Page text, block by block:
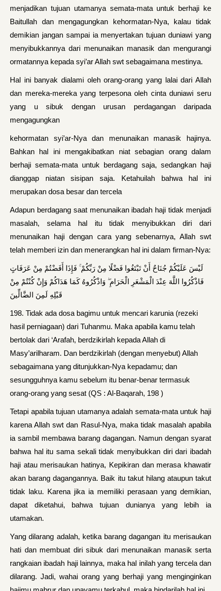
menjadikan tujuan utamanya semata-mata untuk berhaji ke
Baitullah dan mengagungkan kehormatan-Nya, kalau tidak
demikian jangan sampai ia menyertakan tujuan duniawi yang
menyibukkannya dari menunaikan manasik dan mengurangi
ormatannya kepada syi’ar Allah swt sebagaimana mestinya.
Hal ini banyak dialami oleh orang-orang yang lalai dari Allah
dan mereka-mereka yang terpesona oleh cinta duniawi seru
yang u sibuk dengan urusan perdagangan daripada
mengagungkan
kehormatan syi’ar-Nya dan menunaikan manasik hajinya.
Bahkan hal ini mengakibatkan niat sebagian orang dalam
berhaji semata-mata untuk berdagang saja, sedangkan haji
dianggap niatan sisipan saja. Ketahuilah bahwa hal ini
merupakan dosa besar dan tercela
Adapun berdagang saat menunaikan ibadah haji tidak menjadi
masalah, selama hal itu tidak menyibukkan diri dari
menunaikan haji dengan cara yang sebenarnya, Allah swt
telah memberi izin dan menerangkan hal ini dalam firman-Nya:
لَيْسَ عَلَيْكُمْ جُنَاحٌ أَنْ تَبْتَغُوا فَضْلًا مِنْ رَبِّكُمْ ۚ فَإِذَا أَفَضْتُمْ مِنْ عَرَفَاتٍ
فَاذْكُرُوا اللَّهَ عِنْدَ الْمَشْعَرِ الْحَرَامِ ۖ وَاذْكُرُوهُ كَمَا هَدَاكُمْ وَإِنْ كُنْتُمْ مِنْ
قَبْلِهِ لَمِنَ الضَّالِّينَ
198. Tidak ada dosa bagimu untuk mencari karunia (rezeki
hasil perniagaan) dari Tuhanmu. Maka apabila kamu telah
bertolak dari ‘Arafah, berdzikirlah kepada Allah di
Masy’arilharam. Dan berdzikirlah (dengan menyebut) Allah
sebagaimana yang ditunjukkan-Nya kepadamu; dan
sesungguhnya kamu sebelum itu benar-benar termasuk
orang-orang yang sesat (QS : Al-Baqarah, 198 )
Tetapi apabila tujuan utamanya adalah semata-mata untuk haji
karena Allah swt dan Rasul-Nya, maka tidak masalah apabila
ia sambil membawa barang dagangan. Namun dengan syarat
bahwa hal itu sama sekali tidak menyibukkan diri dari ibadah
haji atau merisaukan hatinya, Kepikiran dan merasa khawatir
akan barang dagangannya. Baik itu takut hilang ataupun takut
tidak laku. Karena jika ia memiliki perasaan yang demikian,
dapat diketahui, bahwa tujuan dunianya yang lebih ia
utamakan.
Yang dilarang adalah, ketika barang dagangan itu merisaukan
hati dan membuat diri sibuk dari menunaikan manasik serta
rangkaian ibadah haji lainnya, maka hal inilah yang tercela dan
dilarang. Jadi, wahai orang yang berhaji yang menginginkan